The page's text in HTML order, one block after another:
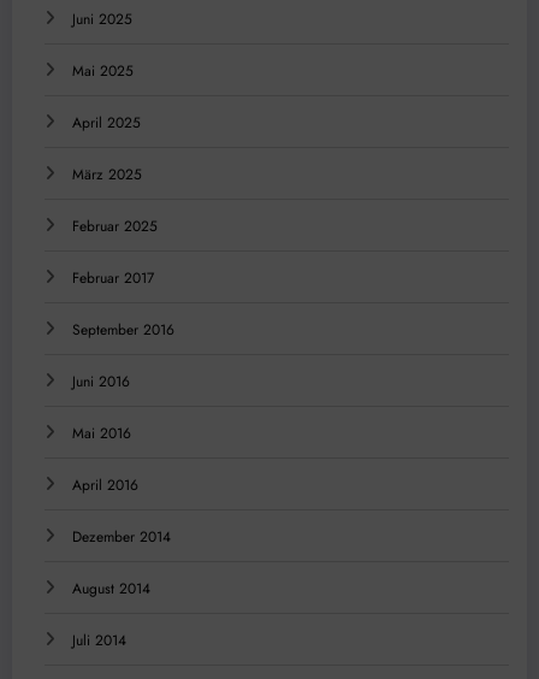
Juni 2025
Mai 2025
April 2025
März 2025
Februar 2025
Februar 2017
September 2016
Juni 2016
Mai 2016
April 2016
Dezember 2014
August 2014
Juli 2014